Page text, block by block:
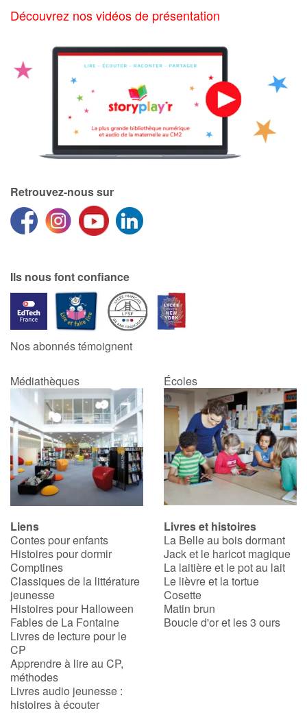
Découvrez nos vidéos de présentation
Retrouvez-nous sur
Ils nous font confiance
Nos abonnés témoignent
Médiathèques Écoles
Liens
Contes pour enfants
Histoires pour dormir
Comptines
Classiques de la littérature
jeunesse
Histoires pour Halloween
Fables de La Fontaine
Livres de lecture pour le
CP
Apprendre à lire au CP,
méthodes
Livres audio jeunesse :
histoires à écouter
Livres et histoires
La Belle au bois dormant
Jack et le haricot magique
La laitière et le pot au lait
Le lièvre et la tortue
Cosette
Matin brun
Boucle d'or et les 3 ours